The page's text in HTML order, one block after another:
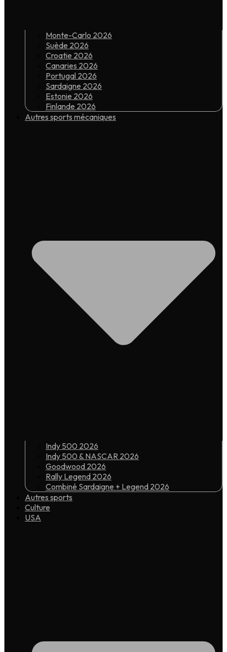
Monte-Carlo 2026
Suède 2026
Croatie 2026
Canaries 2026
Portugal 2026
Sardaigne 2026
Estonie 2026
Finlande 2026
Autres sports mécaniques
Indy 500 2026
Indy 500 & NASCAR 2026
Goodwood 2026
Rally Legend 2026
Combiné Sardaigne + Legend 2026
Autres sports
Culture
USA